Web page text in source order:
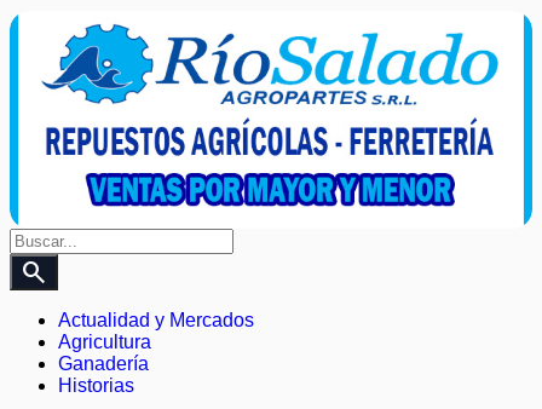
search
Actualidad y Mercados
Agricultura
Ganadería
Historias